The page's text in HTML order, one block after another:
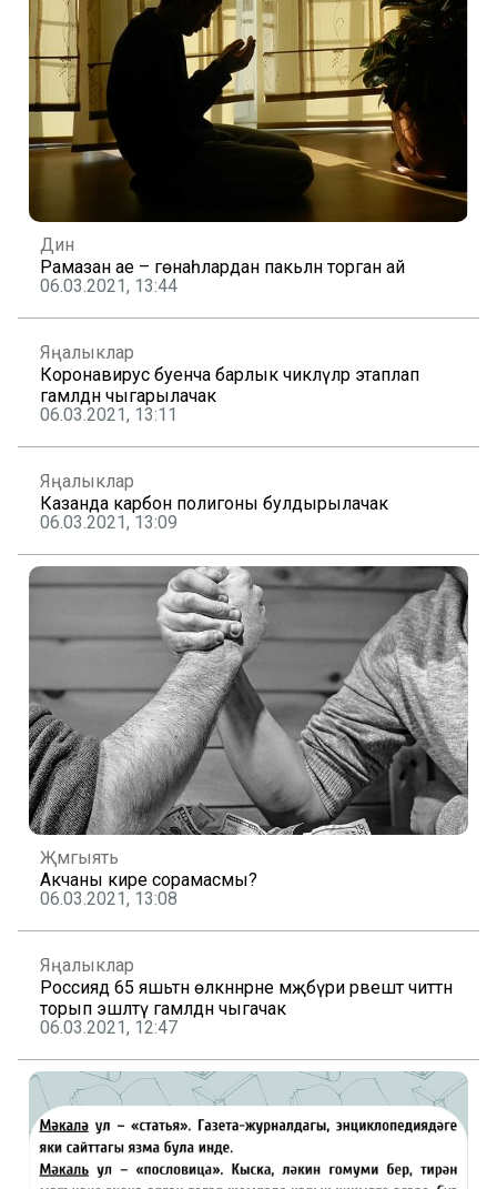
Дин
Рамазан ае – гөнаһлардан пакьләнә торган ай
06.03.2021, 13:44
Яңалыклар
Коронавирус буенча барлык чикләүләр этаплап
гамәлдән чыгарылачак
06.03.2021, 13:11
Яңалыклар
Казанда карбон полигоны булдырылачак
06.03.2021, 13:09
Җәмгыять
Акчаны кире сорамасмы?
06.03.2021, 13:08
Яңалыклар
Россиядә 65 яшьтән өлкәннәрне мәҗбүри рәвештә читтән
торып эшләтү гамәлдән чыгачак
06.03.2021, 12:47